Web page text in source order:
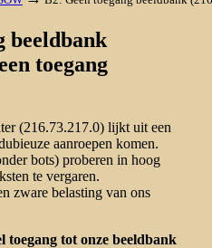
beeldbank
toegang
(216.73.217.0) lijkt uit een
aanroepen komen.
bots) proberen in hoog
te vergaren.
zware belasting van ons
tot onze beeldbank